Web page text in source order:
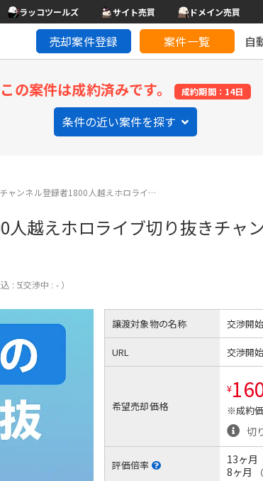
ラッコツールズ サイト売買 ドメイン売買
売却案件登録 案件一覧 自
この案件は成約済みです。 成約期間：14日
条件の近い案件を探す
チャンネル登録者1800人越えホロライ…
人越えホロライブ切り抜きチャ
: 5
（交渉中 : - ）
譲渡対象物の名称 交渉開
URL 交渉開
希望売却価格
¥
※成約
切
評価倍率 13ヶ月
8ヶ月